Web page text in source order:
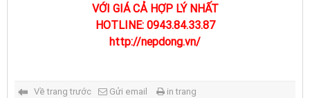
VỚI GIÁ CẢ HỢP LÝ NHẤT
HOTLINE: 0943.84.33.87
http://nepdong.vn/
Về trang trước Gửi email in trang